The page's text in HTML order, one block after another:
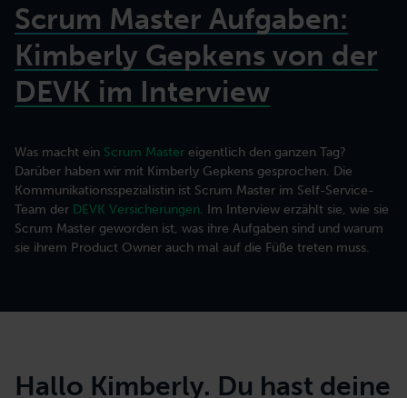
Organisationsberatung
Zusammenarbeit effektiver gestalten
Orientierung für die Zukunft finden
Übersicht zur Akademie
Lernen Sie die Trainings und Programme der Me & Company Akademie
kennen.
Trainings für Starter
Artikel
Prinzipien, Methoden und Erfolgsgeschichten agiler Arbeit.
Ressourcen
Über uns
Lerne mehr über unsere agile Art der Zusammenarbeit.
Karriere
Scrum Master Aufgaben:
Kimberly Gepkens von der
DEVK im Interview
Was macht ein Scrum Master eigentlich den ganzen Tag?
Darüber haben wir mit Kimberly Gepkens gesprochen. Die
Kommunikationsspezialistin ist Scrum Master im Self-Service-
Team der DEVK Versicherungen. Im Interview erzählt sie, wie sie
Scrum Master geworden ist, was ihre Aufgaben sind und warum
sie ihrem Product Owner auch mal auf die Füße treten muss.
Hallo Kimberly. Du hast deine